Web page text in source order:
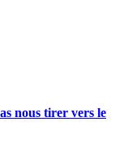
nous tirer vers le